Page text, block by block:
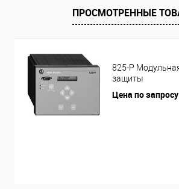
ПРОСМОТРЕННЫЕ
825-P
защиты
Цена по запросу